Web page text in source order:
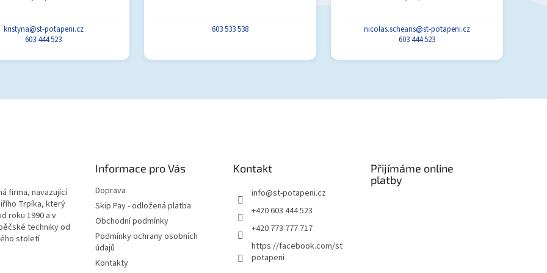
kristyna@st-potapeni.cz
603 444 523
603 533 538
nicolas.scheans@st-potapeni.cz
603 444 523
firma, navazující
Trpíka, který
roku 1990 a v
techniky od
století
Informace pro Vás
Doprava
Skip Pay - odložená platba
Obchodní podmínky
Podmínky ochrany osobních
údajů
Kontakty
Kontakt
info@st-potapeni.cz
+420 603 444 523
+420 773 777 717
https://facebook.com/st
potapeni
Přijímáme online
platby